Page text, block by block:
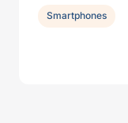
Smartphones